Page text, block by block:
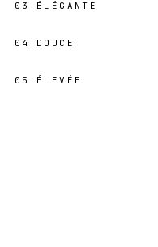
03 ÉLÉGANTE
04 DOUCE
05 ÉLEVÉE